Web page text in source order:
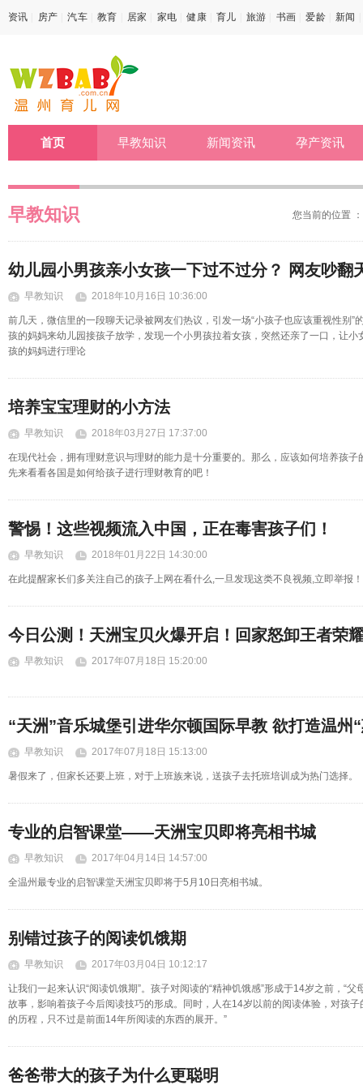
资讯 房产 汽车 教育 居家 家电 健康 育儿 旅游 书画 爱龄 新闻
首页 早教知识 新闻资讯 孕产资讯
您当前的位置
早教知识
幼儿园小男孩亲小女孩一下过不过分？ 网友吵翻
早教知识 2018年10月16日 10:36:00
前几天，微信里的一段聊天记录被网友们热议，引发一场“小孩子也应该重视性别”
孩的妈妈来幼儿园接孩子放学，发现一个小男孩拉着女孩，突然还亲了一口，让
孩的妈妈进行理论
培养宝宝理财的小方法
早教知识 2018年03月27日 17:37:00
在现代社会，拥有理财意识与理财的能力是十分重要的。那么，应该如何培养孩
先来看看各国是如何给孩子进行理财教育的吧！
警惕！这些视频流入中国，正在毒害孩子们！
早教知识 2018年01月22日 14:30:00
在此提醒家长们多关注自己的孩子上网在看什么,一旦发现这类不良视频,立即举报！
今日公测！天洲宝贝火爆开启！回家怒卸王者荣
早教知识 2017年07月18日 15:20:00
“天洲”音乐城堡引进华尔顿国际早教 欲打造温州
早教知识 2017年07月18日 15:13:00
暑假来了，但家长还要上班，对于上班族来说，送孩子去托班培训成为热门选择。
专业的启智课堂——天洲宝贝即将亮相书城
早教知识 2017年04月14日 14:57:00
全温州最专业的启智课堂天洲宝贝即将于5月10日亮相书城。
别错过孩子的阅读饥饿期
早教知识 2017年03月04日 10:12:17
让我们一起来认识“阅读饥饿期”。孩子对阅读的“精神饥饿感”形成于14岁之前，“
故事，影响着孩子今后阅读技巧的形成。同时，人在14岁以前的阅读体验，对孩
的历程，只不过是前面14年所阅读的东西的展开。”
爸爸带大的孩子为什么更聪明